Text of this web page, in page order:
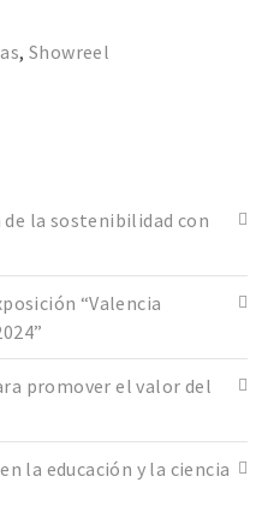
, Showreel
la sostenibilidad con
“Valencia
promover el valor del
la educación y la ciencia